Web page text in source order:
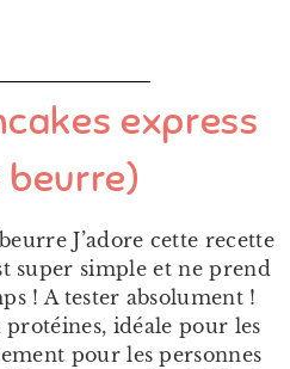
express
beurre)
J’adore cette recette
super simple et ne prend
! A tester absolument !
protéines, idéale pour les
pour les personnes